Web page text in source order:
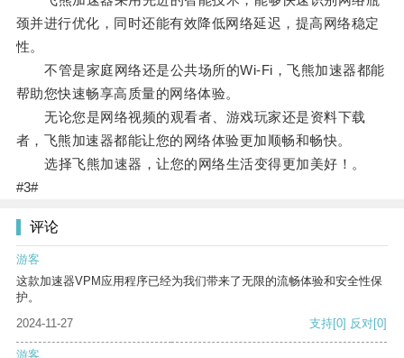
颈并进行优化，同时还能有效降低网络延迟，提高网络稳定
性。
不管是家庭网络还是公共场所的Wi-Fi，飞熊加速器都能
帮助您快速畅享高质量的网络体验。
无论您是网络视频的观看者、游戏玩家还是资料下载
者，飞熊加速器都能让您的网络体验更加顺畅和畅快。
选择飞熊加速器，让您的网络生活变得更加美好！。
#3#
评论
游客
这款加速器VPM应用程序已经为我们带来了无限的流畅体验和安全性保
护。
2024-11-27
支持[0] 反对[0]
游客